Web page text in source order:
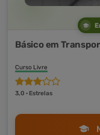
Básico em
Curso Livre
3,0 · Estrelas